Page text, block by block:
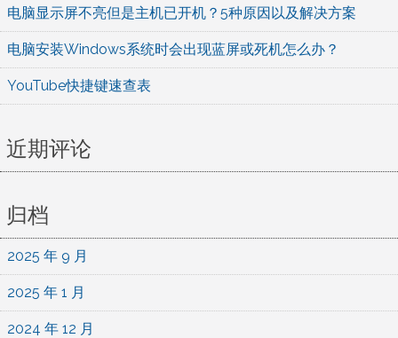
址
和
联
系
电脑显示屏不亮但是主机已开机？5种原因以及解决方案
电脑安装Windows系统时会出现蓝屏或死机怎么办？
YouTube快捷键速查表
近期评论
归档
2025 年 9 月
2025 年 1 月
2024 年 12 月